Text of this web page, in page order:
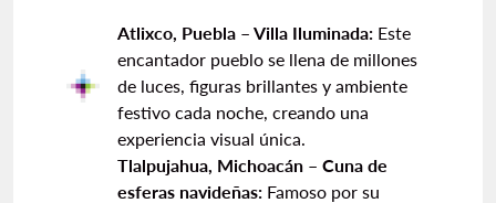
Atlixco, Puebla – Villa Iluminada: Este
encantador pueblo se llena de millones
de luces, figuras brillantes y ambiente
festivo cada noche, creando una
experiencia visual única.
Tlalpujahua, Michoacán – Cuna de
esferas navideñas: Famoso por su